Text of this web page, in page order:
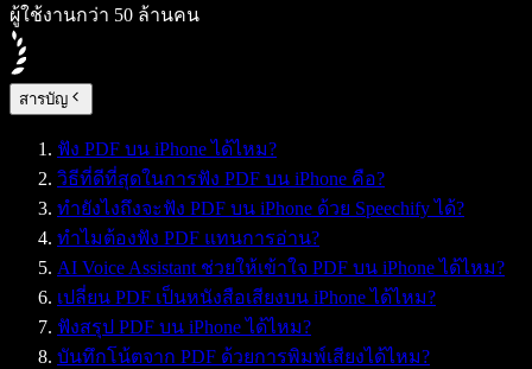
ผู้ใช้งานกว่า 50 ล้านคน
สารบัญ
ฟัง PDF บน iPhone ได้ไหม?
วิธีที่ดีที่สุดในการฟัง PDF บน iPhone คือ?
ทำยังไงถึงจะฟัง PDF บน iPhone ด้วย Speechify ได้?
ทำไมต้องฟัง PDF แทนการอ่าน?
AI Voice Assistant ช่วยให้เข้าใจ PDF บน iPhone ได้ไหม?
เปลี่ยน PDF เป็นหนังสือเสียงบน iPhone ได้ไหม?
ฟังสรุป PDF บน iPhone ได้ไหม?
บันทึกโน้ตจาก PDF ด้วยการพิมพ์เสียงได้ไหม?